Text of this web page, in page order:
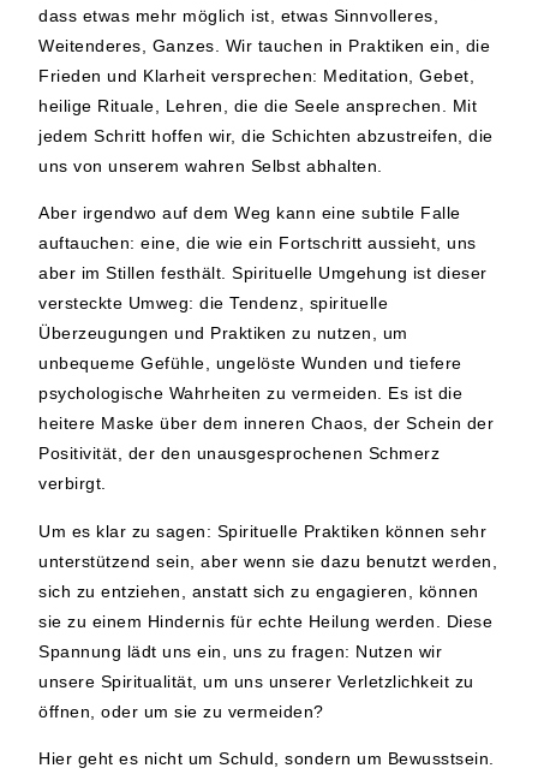
dass etwas mehr möglich ist, etwas Sinnvolleres,
Weitenderes, Ganzes. Wir tauchen in Praktiken ein, die
Frieden und Klarheit versprechen: Meditation, Gebet,
heilige Rituale, Lehren, die die Seele ansprechen. Mit
jedem Schritt hoffen wir, die Schichten abzustreifen, die
uns von unserem wahren Selbst abhalten.
Aber irgendwo auf dem Weg kann eine subtile Falle
auftauchen: eine, die wie ein Fortschritt aussieht, uns
aber im Stillen festhält. Spirituelle Umgehung ist dieser
versteckte Umweg: die Tendenz, spirituelle
Überzeugungen und Praktiken zu nutzen, um
unbequeme Gefühle, ungelöste Wunden und tiefere
psychologische Wahrheiten zu vermeiden. Es ist die
heitere Maske über dem inneren Chaos, der Schein der
Positivität, der den unausgesprochenen Schmerz
verbirgt.
Um es klar zu sagen: Spirituelle Praktiken können sehr
unterstützend sein, aber wenn sie dazu benutzt werden,
sich zu entziehen, anstatt sich zu engagieren, können
sie zu einem Hindernis für echte Heilung werden. Diese
Spannung lädt uns ein, uns zu fragen: Nutzen wir
unsere Spiritualität, um uns unserer Verletzlichkeit zu
öffnen, oder um sie zu vermeiden?
Hier geht es nicht um Schuld, sondern um Bewusstsein.